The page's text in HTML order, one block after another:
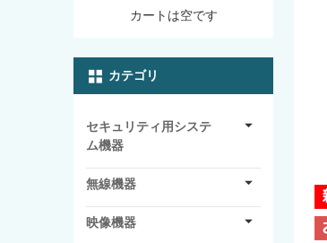
カートは空です
カテゴリ
セキュリティ用システ
ム機器
無線機器
映像機器